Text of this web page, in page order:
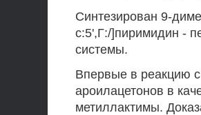
Синтезирован 9-
с:5',Г:/]пиримидин -
системы.
Впервые в реакцию
ароилацетонов в
метиллактимы.